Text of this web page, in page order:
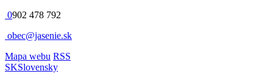
0902 478 792
obec@jasenie.sk
Mapa webu RSS
SKSlovensky